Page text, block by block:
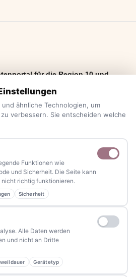
für die Region 10 und
Service und Freizeittipps
und Landkreisen.
Sport, von Alltagstipps bis
aktuell, immer aus Ihrer Nähe.
Fotos oder Videos, oder
die erzählt werden sollte?
mit unseren Leserinnen und
der Zeit.
ähnliche Technologien, um
verbessern. Sie entscheiden welche
Funktionen wie
und Sicherheit. Die Seite kann
richtig funktionieren.
Sicherheit
Alle Daten werden
und nicht an Dritte
Gerätetyp